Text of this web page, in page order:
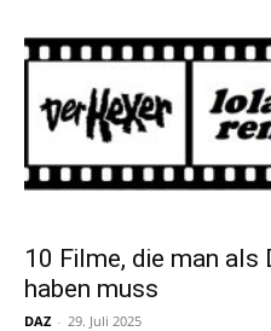
10 Filme, die man als
haben muss
DAZ - 29. Juli 2025